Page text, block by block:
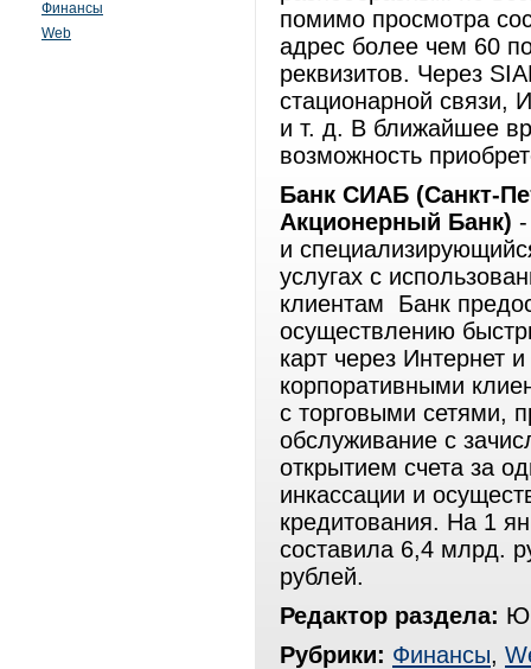
Финансы
Web
помимо просмотра
адрес более чем 60
реквизитов. Через
стационарной связи,
и т. д. В ближайшее
возможность
Банк СИАБ (Санкт-
Акционерный Банк)
и
услугах с
клиентам Банк
осуществлению
карт через Интернет
корпоративными
с торговыми сетями,
обслуживание с
открытием счета за
инкассации и
кредитования. На 1
составила 6,4 млрд.
рублей.
Редактор раздела:
Рубрики: Финансы,